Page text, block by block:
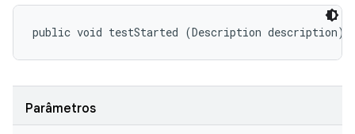
public void testStarted (Description description)
Parâmetros